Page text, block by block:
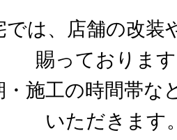
では、店舗の改装
賜っておりま
・施工の時間帯な
いただきます